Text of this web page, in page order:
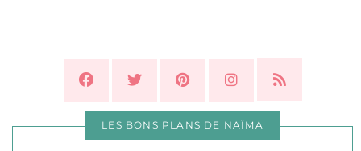
LES BONS PLANS DE NAÏMA